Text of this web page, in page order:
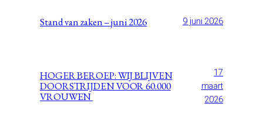
Stand van zaken – juni 2026 9 juni 2026
HOGER BEROEP: WIJ BLIJVEN
DOORSTRIJDEN VOOR 60.000
VROUWEN
17
maart
2026